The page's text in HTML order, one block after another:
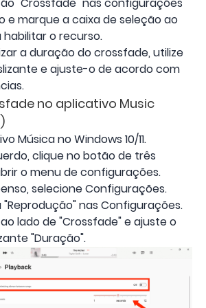
"Crossfade" nas configurações
e marque a caixa de seleção ao
habilitar o recurso.
a duração do crossfade, utilize
e ajuste-o de acordo com
no aplicativo Music
Música no Windows 10/11.
clique no botão de três
o menu de configurações.
selecione Configurações.
nas Configurações.
lado de "Crossfade" e ajuste o
"Duração".